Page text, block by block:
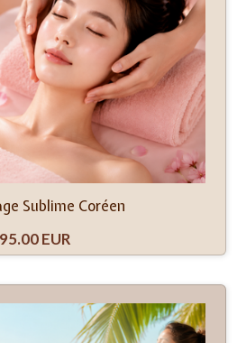
Sublime Coréen
95.00 EUR